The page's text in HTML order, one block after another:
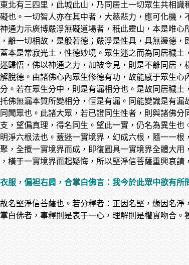
北有三四里，此城此山，乃同居土一切眾生共相
也。一切智人亦在其中者，大慈悲力，應可化機
通力示廣博嚴淨無礙道場者，秖此靈山，本是唯
離一切相故，是般若德；嚴淨是性具，具無邊德
本是常寂光土，性德妙境。眾生迷之而為同居穢
歸悟，佛以神通之力，加被令見，則是不離同居
脫德。由諸佛心內眾生修德有功，故能感于眾生
。若在眾生分中，則是有漏相分也。是故同居穢
佛無漏本質所變相分，恒是有漏。同能變識是有
聞眾也。此諸大眾，若已證同生性者，則與諸佛
，望偏真理，得名同生。望此一實，仍名為異生
淨六根法也。蓋迷一實境界，幻成六根，隨一一
，全攬一實境界而成，即復圓具一實境界全體大
橫于一實境界而起疑悔，所以堅淨信菩薩重興哀請
服，偏袒右肩，合掌白佛言：我今於此眾中欲有所
名堅淨信菩薩也。若分釋者：正因名堅，緣因名
白佛者，事釋則是表于一心，理解則是權實吻合